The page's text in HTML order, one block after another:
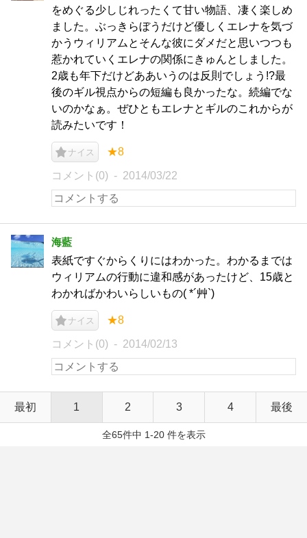
をめぐる少しじれったくて甘い物語、凄く楽しめ
ました。ぶっきらぼうだけど優しくエレナを気づ
かうウィリアムとそんな彼にダメだと思いつつも
惹かれていくエレナの関係にきゅんとしました。
2歳も年下だけどああいうのは反則でしょう!?最
後のギル視点からの短編も良かったな。続編でな
いのかなぁ。ぜひともエレナとギルのこれからが
読みたいです！
ナイス ★8
コメント(0) 2014/03/22
海藍
表紙ですぐからくりにはわかった。わかるまでは
ウィリアムの行動に違和感があったけど、15歳と
わかればかわいらしいもの( *´艸`)
ナイス ★8
コメント(0) 2014/02/13
最初 1 2 3 4 最後
全65件中 1-20 件を表示